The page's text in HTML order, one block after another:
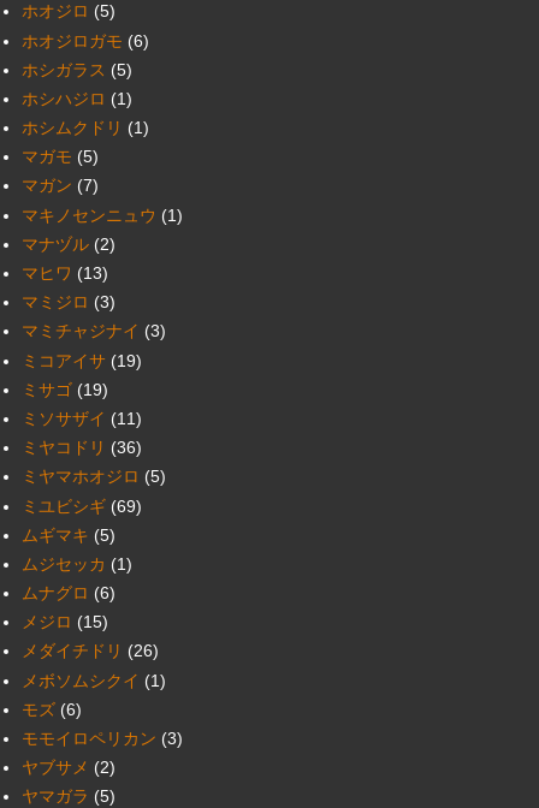
ホオジロ (5)
ホオジロガモ (6)
ホシガラス (5)
ホシハジロ (1)
ホシムクドリ (1)
マガモ (5)
マガン (7)
マキノセンニュウ (1)
マナヅル (2)
マヒワ (13)
マミジロ (3)
マミチャジナイ (3)
ミコアイサ (19)
ミサゴ (19)
ミソサザイ (11)
ミヤコドリ (36)
ミヤマホオジロ (5)
ミユビシギ (69)
ムギマキ (5)
ムジセッカ (1)
ムナグロ (6)
メジロ (15)
メダイチドリ (26)
メボソムシクイ (1)
モズ (6)
モモイロペリカン (3)
ヤブサメ (2)
ヤマガラ (5)